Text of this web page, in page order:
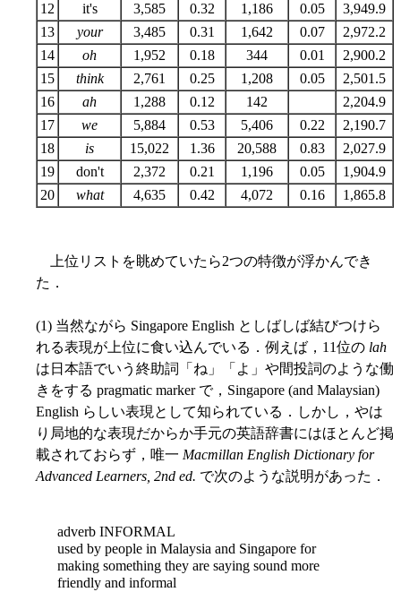
12
it's 3,585 0.32 1,186 0.05
3,949.9
13
your 3,485 0.31 1,642 0.07
2,972.2
14
oh 1,952 0.18 344 0.01
2,900.2
15
think 2,761 0.25 1,208 0.05
2,501.5
16
ah 1,288 0.12 142
2,204.9
17
we 5,884 0.53 5,406 0.22
2,190.7
18
is 15,022 1.36 20,588 0.83
2,027.9
19
don't 2,372 0.21 1,196 0.05
1,904.9
20
what 4,635 0.42 4,072 0.16 1,865.8
上位リストを眺めていたら2つの特徴が浮かんでき
た．
(1) 当然ながら Singapore English としばしば結びつけら
れる表現が上位に食い込んでいる．例えば，11位の lah
は日本語でいう終助詞「ね」「よ」や間投詞のような働
きをする pragmatic marker で，Singapore (and Malaysian)
English らしい表現として知られている．しかし，やは
り局地的な表現だからか手元の英語辞書にはほとんど掲
載されておらず，唯一 Macmillan English Dictionary for
Advanced Learners, 2nd ed. で次のような説明があった．
adverb INFORMAL
used by people in Malaysia and Singapore for
making something they are saying sound more
friendly and informal